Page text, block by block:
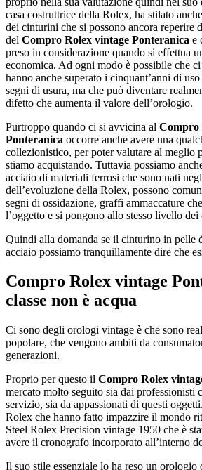
casa costruttrice della Rolex, ha stilato
dei cinturini che si possono ancora reperire
del Compro Rolex vintage Ponteranica e
preso in considerazione quando si effettua
economica. Ad ogni modo è possibile che
hanno anche superato i cinquant’anni di
segni di usura, ma che può diventare
difetto che aumenta il valore dell’orologio.
Purtroppo quando ci si avvicina al Compro
Ponteranica occorre anche avere una
collezionistico, per poter valutare al meglio
stiamo acquistando. Tuttavia possiamo
acciaio di materiali ferrosi che sono nati
dell’evoluzione della Rolex, possono
segni di ossidazione, graffi ammaccature
l’oggetto e si pongono allo stesso livello
Quindi alla domanda se il cinturino in pelle
acciaio possiamo tranquillamente dire che
Compro Rolex vintage
classe non è acqua
Ci sono degli orologi vintage è che sono
popolare, che vengono ambiti da
generazioni.
Proprio per questo il Compro Rolex
mercato molto seguito sia dai professionisti
servizio, sia da appassionati di questi
Rolex che hanno fatto impazzire il mondo
Steel Rolex Precision vintage 1950 che è
avere il cronografo incorporato all’interno
Il suo stile essenziale lo ha reso un orologio